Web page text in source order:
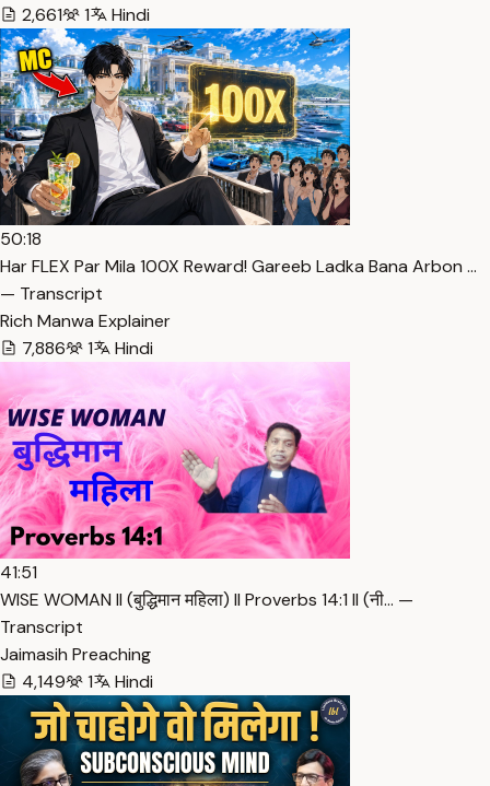
2,661
1 Hindi
50:18
Har FLEX Par Mila 100X Reward! Gareeb Ladka Bana Arbon …
— Transcript
Rich Manwa Explainer
7,886
1 Hindi
41:51
WISE WOMAN ll (बुद्धिमान महिला) ll Proverbs 14:1 ll (नी… —
Transcript
Jaimasih Preaching
4,149
1 Hindi